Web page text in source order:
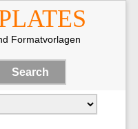
Formatvorlagen